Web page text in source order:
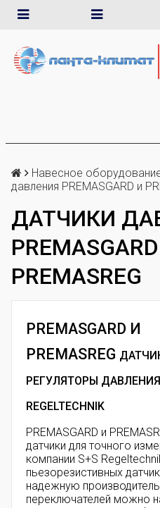
Навесное
давления PREMASGARD и
ДАТЧИКИ
PREMASREG
PREMASGARD И
PREMASREG
РЕГУЛЯТОРЫ
REGELTECHNIK
PREMASGARD и
датчики для точного
компании S+S
пьезорезистивных
надежную
переключателей можно